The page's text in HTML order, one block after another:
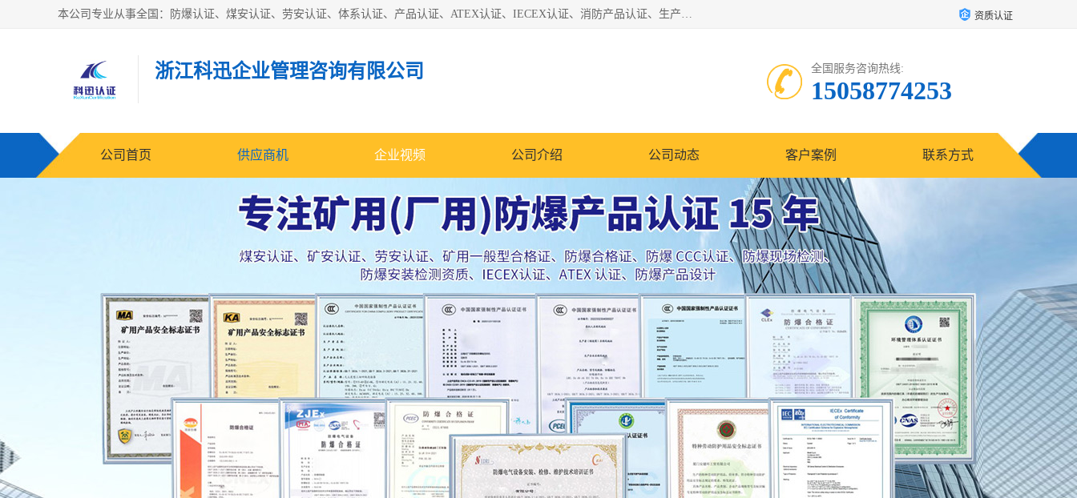
本公司专业从事全国：防爆认证、煤安认证、劳安认证、体系认证、产品认证、ATEX认证、IECEX认证、消防产品认证、生产认可证、验厂指导、认证技术支持、企业管理策划等一站式咨询服务。 用我们的智慧、经验、真诚与勤恳，分享成长的喜悦！ 全国24小时咨询热线：* 认证咨询：张老师（全国*） 资质认证
浙江科迅企业管理咨询有限公司 全国服务咨询热线:
15058774253
公司首页 供应商机 企业视频 公司介绍 公司动态 客户案例 联系方式